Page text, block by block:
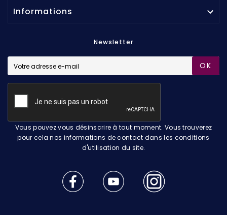
Informations 
Newsletter
OK
Vous pouvez vous désinscrire à tout moment. Vous trouverez
pour cela nos informations de contact dans les conditions
d'utilisation du site.